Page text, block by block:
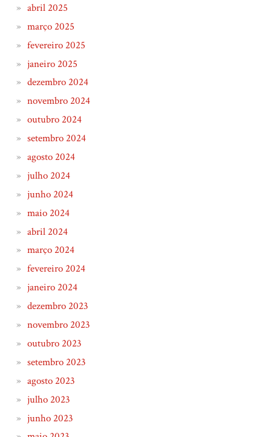
abril 2025
março 2025
fevereiro 2025
janeiro 2025
dezembro 2024
novembro 2024
outubro 2024
setembro 2024
agosto 2024
julho 2024
junho 2024
maio 2024
abril 2024
março 2024
fevereiro 2024
janeiro 2024
dezembro 2023
novembro 2023
outubro 2023
setembro 2023
agosto 2023
julho 2023
junho 2023